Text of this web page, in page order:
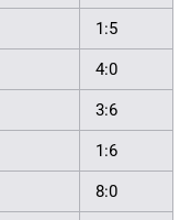
1:5
4:0
3:6
1:6
8:0